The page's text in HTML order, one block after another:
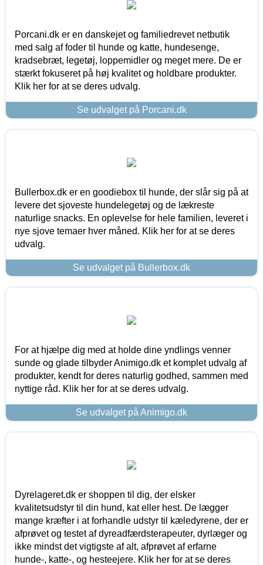
Porcani.dk er en danskejet og familiedrevet netbutik
med salg af foder til hunde og katte, hundesenge,
kradsebræt, legetøj, loppemidler og meget mere. De er
stærkt fokuseret på høj kvalitet og holdbare produkter.
Klik her for at se deres udvalg.
Se udvalget på Porcani.dk
Bullerbox.dk er en goodiebox til hunde, der slår sig på at
levere det sjoveste hundelegetøj og de lækreste
naturlige snacks. En oplevelse for hele familien, leveret i
nye sjove temaer hver måned. Klik her for at se deres
udvalg.
Se udvalget på Bullerbox.dk
For at hjælpe dig med at holde dine yndlings venner
sunde og glade tilbyder Animigo.dk et komplet udvalg af
produkter, kendt for deres naturlig godhed, sammen med
nyttige råd. Klik her for at se deres udvalg.
Se udvalget på Animigo.dk
Dyrelageret.dk er shoppen til dig, der elsker
kvalitetsudstyr til din hund, kat eller hest. De lægger
mange kræfter i at forhandle udstyr til kæledyrene, der er
afprøvet og testet af dyreadfærdsterapeuter, dyrlæger og
ikke mindst det vigtigste af alt, afprøvet af erfarne
hunde-, katte-, og hesteejere. Klik her for at se deres